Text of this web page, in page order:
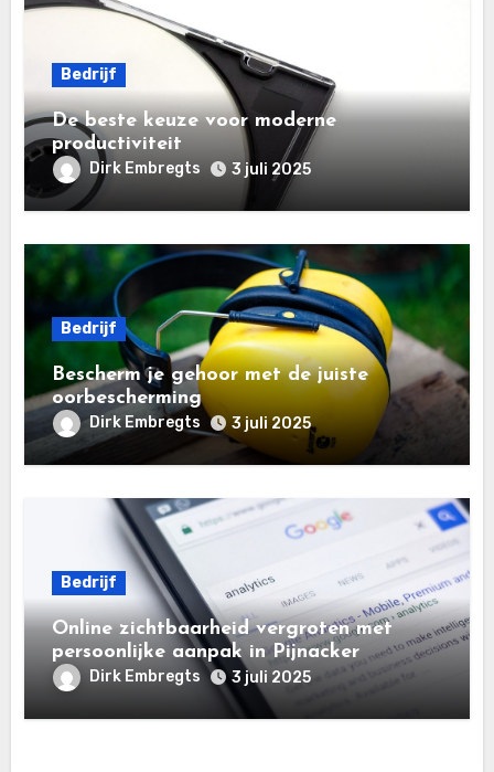
Bedrijf
De beste keuze voor moderne
productiviteit
Dirk Embregts 3 juli 2025
Bedrijf
Bescherm je gehoor met de juiste
oorbescherming
Dirk Embregts 3 juli 2025
Bedrijf
Online zichtbaarheid vergroten met
persoonlijke aanpak in Pijnacker
Dirk Embregts 3 juli 2025